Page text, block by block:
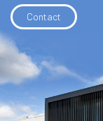
Contact